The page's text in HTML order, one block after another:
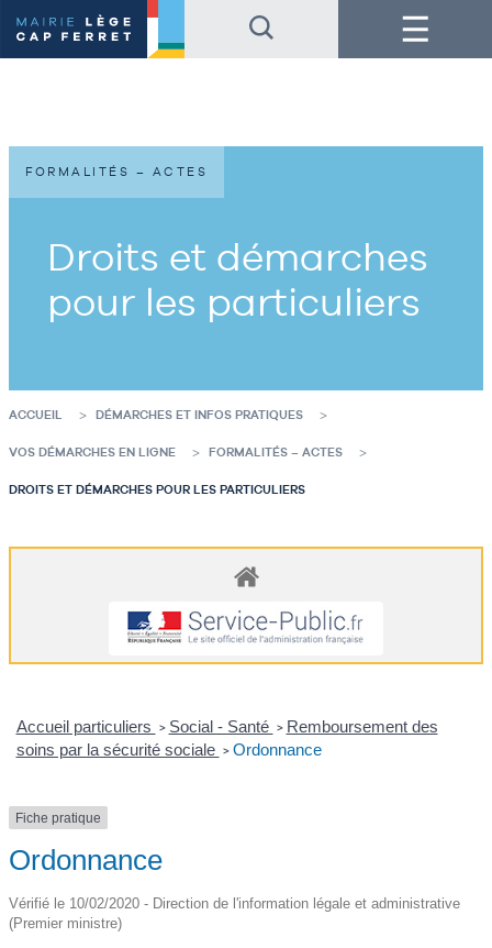
au
contenu
de
au
pied
de
Menu
Droits et démarches
pour les particuliers
FORMALITÉS – ACTES
ACCUEIL DÉMARCHES ET INFOS PRATIQUES
VOS DÉMARCHES EN LIGNE FORMALITÉS – ACTES
DROITS ET DÉMARCHES POUR LES PARTICULIERS
Accueil particuliers > Social - Santé > Remboursement des
soins par la sécurité sociale > Ordonnance
Fiche pratique
Ordonnance
Vérifié le 10/02/2020 - Direction de l'information légale et administrative
(Premier ministre)